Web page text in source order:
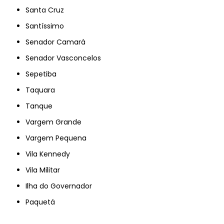
Santa Cruz
Santíssimo
Senador Camará
Senador Vasconcelos
Sepetiba
Taquara
Tanque
Vargem Grande
Vargem Pequena
Vila Kennedy
Vila Militar
Ilha do Governador
Paquetá